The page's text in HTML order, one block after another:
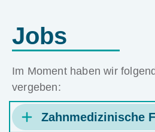
Jobs
Im Moment haben wir
vergeben:
Zahnmedizinische